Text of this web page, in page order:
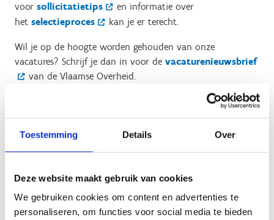
Toestemming Details Over
Deze website maakt gebruik van cookies
We gebruiken cookies om content en advertenties te
personaliseren, om functies voor social media te bieden
voor sollicitatietips
en informatie over
het selectieproces kan je er terecht.
Wil je op de hoogte worden gehouden van onze
vacatures? Schrijf je dan in voor de vacaturenieuwsbrief
van de Vlaamse Overheid.
Wil je spontaan solliciteren als lesgever? Bezorg ons je
gegevens via het online formulier.